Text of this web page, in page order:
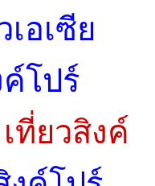
เอเซีย
โปร์
เที่ยวสิงค์